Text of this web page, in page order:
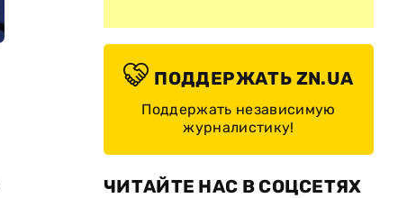
ПОДДЕРЖАТЬ ZN.UA
Поддержать независимую
журналистику!
ЧИТАЙТЕ НАС В СОЦСЕТЯХ